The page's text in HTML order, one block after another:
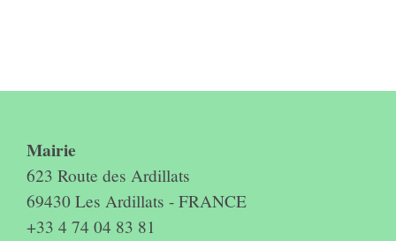
Mairie
623 Route des Ardillats
69430 Les Ardillats - FRANCE
+33 4 74 04 83 81